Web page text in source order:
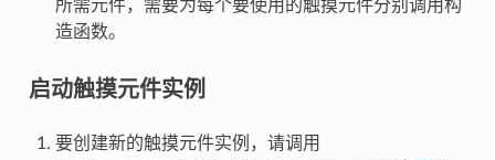
所需元件，需要为每个要使用的触摸元件分别调用构
造函数。
启动触摸元件实例
要创建新的触摸元件实例，请调用